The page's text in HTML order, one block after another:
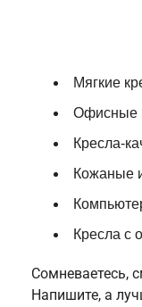
Мягкие
Офисные
Кресла-
Кожаные
Кресла с
Сомневаетесь,
Напишите, а